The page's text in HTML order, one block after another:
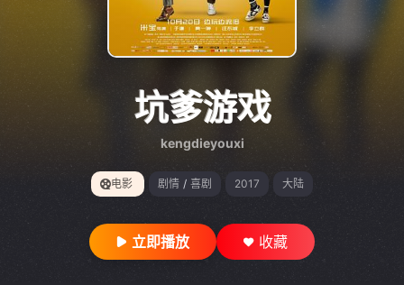
坑爹游戏
kengdieyouxi
电影 剧情 / 喜剧 2017 大陆
立即播放 收藏